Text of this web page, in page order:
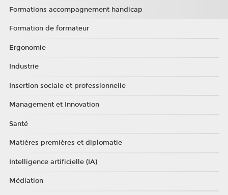
Formations accompagnement handicap
Formation de formateur
Ergonomie
Industrie
Insertion sociale et professionnelle
Management et Innovation
Santé
Matières premières et diplomatie
Intelligence artificielle (IA)
Médiation